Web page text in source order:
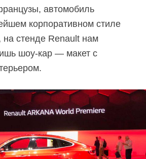
автомобиль
корпоративном стиле
стенде Renault нам
шоу-кар — макет с